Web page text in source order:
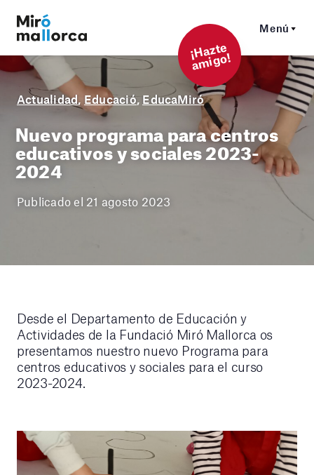
Menú
¡
Hazt
e
a
mi
g
o!
Actualidad, Educació,EducaMiró
Nuevo programa para centros
educativos y sociales 2023-
2024
Publicado el 21 agosto 2023
Desde el Departamento de Educación y
Actividades de la Fundació Miró Mallorca os
presentamos nuestro nuevo Programa para
centros educativos y sociales para el curso
2023-2024.